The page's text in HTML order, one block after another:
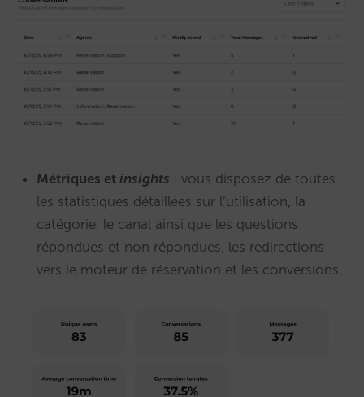
Métriques et insights : vous disposez de toutes
les statistiques détaillées sur l’utilisation, la
catégorie, le canal ainsi que les questions
répondues et non répondues, les redirections
vers le moteur de réservation et les conversions.